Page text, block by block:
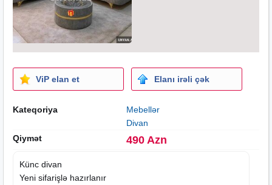
ViP elan et Elanı irəli çək
Kateqoriya
Mebellər
Divan
Qiymət
490 Azn
Künc divan
Yeni sifarişlə hazırlanır